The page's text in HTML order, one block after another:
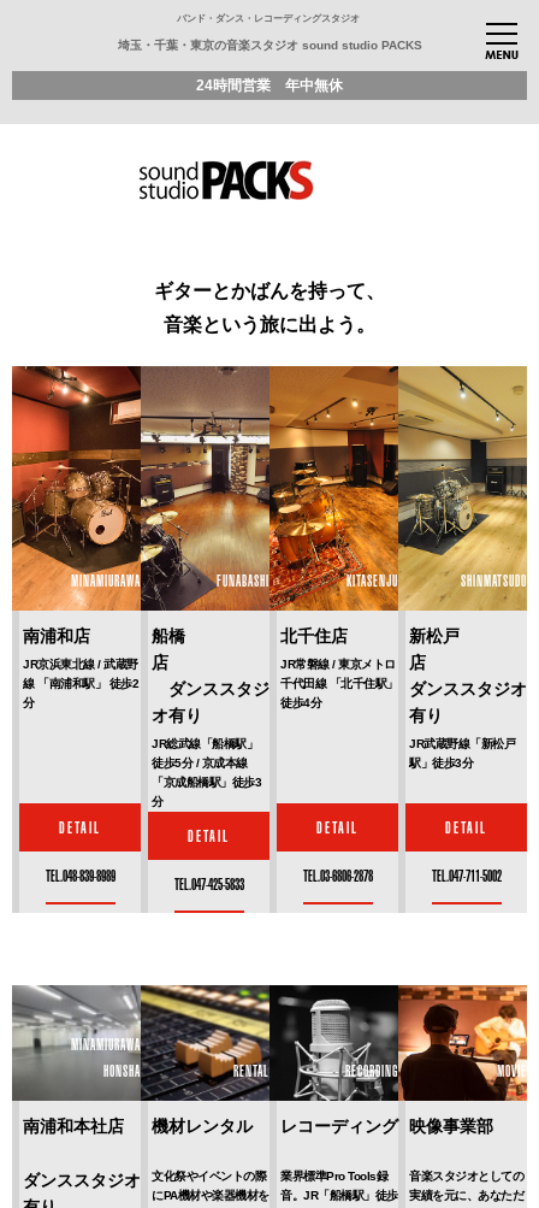
バンド・ダンス・レコーディングスタジオ
埼玉・千葉・東京の音楽スタジオ sound studio PACKS
24時間営業 年中無休
ギターとかばんを持って、
音楽という旅に出よう。
MINAMIURAWA
南浦和店
JR京浜東北線 / 武蔵野
線 「南浦和駅」 徒歩2
分
DETAIL
TEL.048-839-8989
FUNABASHI
船橋
店
ダンススタジ
オ有り
JR総武線「船橋駅」
徒歩5分 / 京成本線
「京成船橋駅」徒歩3
分
DETAIL
TEL.047-425-5833
KITASENJU
北千住店
JR常磐線 / 東京メトロ
千代田線 「北千住駅」
徒歩4分
DETAIL
TEL.03-6806-2878
SHINMATSUDO
新松戸
店
ダンススタジオ
有り
JR武蔵野線「新松戸
駅」徒歩3分
DETAIL
TEL.047-711-5002
MINAMIURAWA
HONSHA
南浦和本社店
ダンススタジオ
RENTAL
機材レンタル
文化祭やイベントの際
にPA機材や楽器機材を
RECORDING
レコーディング
業界標準Pro Tools録
音。JR「船橋駅」徒歩
MOVIE
映像事業部
音楽スタジオとしての
実績を元に、あなただ